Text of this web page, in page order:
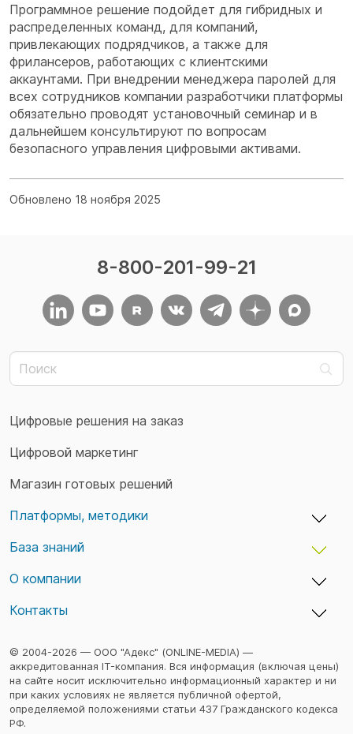
Программное решение подойдет для гибридных и
распределенных команд, для компаний,
привлекающих подрядчиков, а также для
фрилансеров, работающих с клиентскими
аккаунтами. При внедрении менеджера паролей для
всех сотрудников компании разработчики платформы
обязательно проводят установочный семинар и в
дальнейшем консультируют по вопросам
безопасного управления цифровыми активами.
Обновлено 18 ноября 2025
8-800-201-99-21
Цифровые решения на заказ
Цифровой маркетинг
Магазин готовых решений
Платформы, методики
adxCMS — бизнес-платформы и сайты
TaskTracker — учет времени и задач
База знаний
Кейсы
Статьи
О компании
Вакансии
Контакты
© 2004-2026 — ООО "Адекс" (ONLINE-MEDIA) —
аккредитованная IT-компания. Вся информация (включая цены)
на сайте носит исключительно информационный характер и ни
при каких условиях не является публичной офертой,
определяемой положениями статьи 437 Гражданского кодекса
РФ.